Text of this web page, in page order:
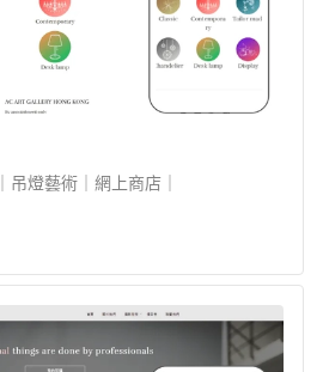
吊燈藝術｜網上商店｜